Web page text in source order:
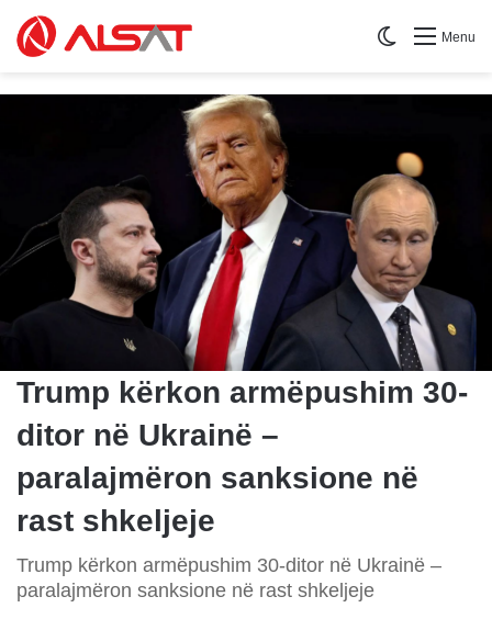
Menu
Switch skin
Trump kërkon armëpushim 30-
ditor në Ukrainë –
paralajmëron sanksione në
rast shkeljeje
Trump kërkon armëpushim 30-ditor në Ukrainë –
paralajmëron sanksione në rast shkeljeje